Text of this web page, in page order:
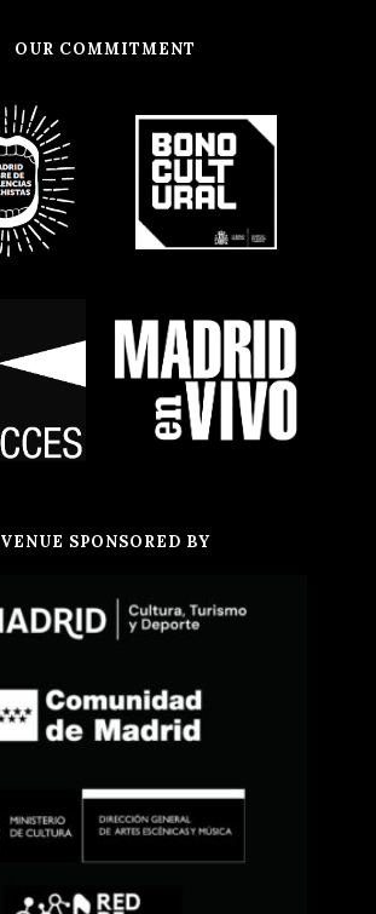
OUR COMMITMENT
VENUE SPONSORED BY